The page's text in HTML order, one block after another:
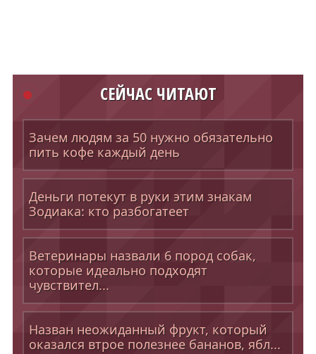
СЕЙЧАС ЧИТАЮТ
Зачем людям за 50 нужно обязательно
пить кофе каждый день
Деньги потекут в руки этим знакам
Зодиака: кто разбогатеет
Ветеринары назвали 6 пород собак,
которые идеально подходят
чувствител...
Назван неожиданный фрукт, который
оказался втрое полезнее бананов, ябл...